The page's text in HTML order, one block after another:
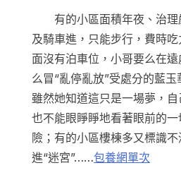
有的小區面積年夜、治
及騎車進，只能步行，費時
面沒有泊車位，小哥要么在遠
么冒“亂停亂放”受處分的藍玉
雖然她知道這只是一場夢，
也不能眼睜睜地看著眼前的
險；有的小區樓棟多又標識
進“迷宮”……包養網單次